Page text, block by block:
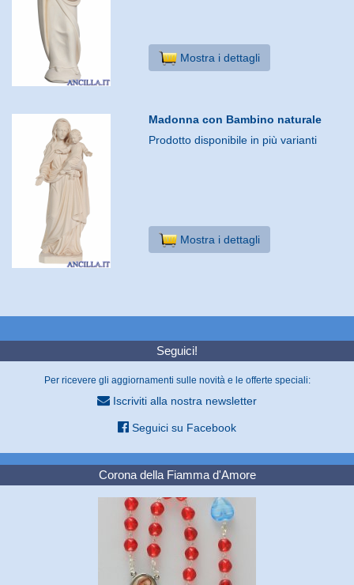
Mostra i dettagli
Madonna con Bambino naturale
Prodotto disponibile in più varianti
Mostra i dettagli
Seguici!
Per ricevere gli aggiornamenti sulle novità e le offerte speciali:
Iscriviti alla nostra newsletter
Seguici su Facebook
Corona della Fiamma d'Amore